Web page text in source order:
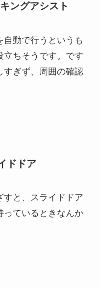
ングアシスト
動で行うというも
立ちそうです。です
すぎず、周囲の確認
ドドア
すと、スライドドア
っているときなんか